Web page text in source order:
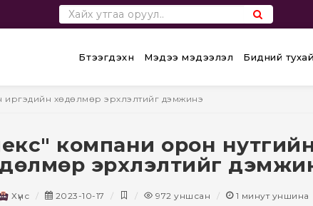
Бүтээгдэхүүн Мэдээ мэдээлэл Бидний тухай
хөдөлмөр эрхлэлтийг дэмжинэ
компани орон
эрхлэлтийг
Хүнс 2023-10-17 972 уншсан 1 минут уншина